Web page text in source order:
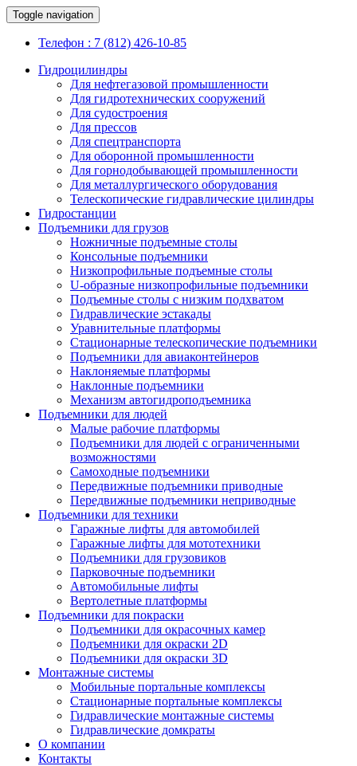
Toggle navigation
Телефон : 7 (812) 426-10-85
Гидроцилиндры
Для нефтегазовой промышленности
Для гидротехнических сооружений
Для судостроения
Для прессов
Для спецтранспорта
Для оборонной промышленности
Для горнодобывающей промышленности
Для металлургического оборудования
Телескопические гидравлические цилиндры
Гидростанции
Подъемники для грузов
Ножничные подъемные столы
Консольные подъемники
Низкопрофильные подъемные столы
U-образные низкопрофильные подъемники
Подъемные столы с низким подхватом
Гидравлические эстакады
Уравнительные платформы
Стационарные телескопические подъемники
Подъемники для авиаконтейнеров
Наклоняемые платформы
Наклонные подъемники
Механизм автогидроподъемника
Подъемники для людей
Малые рабочие платформы
Подъемники для людей с ограниченными
возможностями
Самоходные подъемники
Передвижные подъемники приводные
Передвижные подъемники неприводные
Подъемники для техники
Гаражные лифты для автомобилей
Гаражные лифты для мототехники
Подъемники для грузовиков
Парковочные подъемники
Aвтомобильные лифты
Вертолетные платформы
Подъемники для покраски
Подъемники для окрасочных камер
Подъемники для окраски 2D
Подъемники для окраски 3D
Монтажные системы
Мобильные портальные комплексы
Стационарные портальные комплексы
Гидравлические монтажные системы
Гидравлические домкраты
О компании
Контакты